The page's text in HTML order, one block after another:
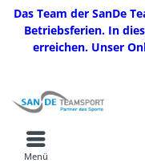
Das Team der SanDe
Betriebsferien. In
erreichen. Unser
Menü